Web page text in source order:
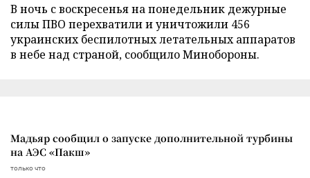
В ночь с воскресенья на понедельник дежурные
силы ПВО перехватили и уничтожили 456
украинских беспилотных летательных аппаратов
в небе над страной, сообщило Минобороны.
Мадьяр сообщил о запуске дополнительной турбины
на АЭС «Пакш»
только что